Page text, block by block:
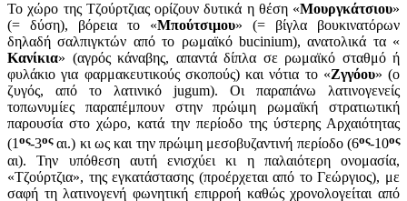
Το χώρο της Τζούρτζιας ορίζουν δυτικά η θέση «Μουργκάτσιου»
(= δύση), βόρεια το «Μπούτσιμου» (= βίγλα βουκινατόρων
δηλαδή σαλπιγκτών από το ρωμαϊκό bucinium), ανατολικά τα «
Κανίκια» (αγρός κάναβης, απαντά δίπλα σε ρωμαϊκό σταθμό ή
φυλάκιο για φαρμακευτικούς σκοπούς) και νότια το «Ζγγόου» (ο
ζυγός, από το λατινικό jugum). Οι παραπάνω λατινογενείς
τοπωνυμίες παραπέμπουν στην πρώιμη ρωμαϊκή στρατιωτική
παρουσία στο χώρο, κατά την περίοδο της ύστερης Αρχαιότητας
(1ος-3οςαι.) κι ως και την πρώιμη μεσοβυζαντινή περίοδο (6ος-10ος
αι). Την υπόθεση αυτή ενισχύει κι η παλαιότερη ονομασία,
«Τζούρτζια», της εγκατάστασης (προέρχεται από το Γεώργιος), με
σαφή τη λατινογενή φωνητική επιρροή καθώς χρονολογείται από